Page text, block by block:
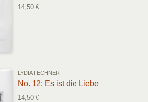
14,50 €
LYDIA FECHNER
No. 12: Es ist die Liebe
14,50 €